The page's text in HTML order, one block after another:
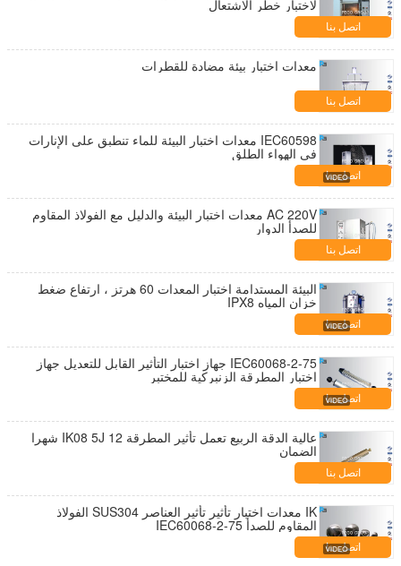
لاختبار خطر الاشتعال
اتصل بنا
معدات اختبار بيئة مضادة للقطرات
اتصل بنا
IEC60598 معدات اختبار البيئة للماء تنطبق على الإنارات
في الهواء الطلق
اتصل بنا
AC 220V معدات اختبار البيئة والدليل مع الفولاذ المقاوم
للصدأ الدوار
اتصل بنا
البيئة المستدامة اختبار المعدات 60 هرتز ، ارتفاع ضغط
خزان المياه IPX8
اتصل بنا
IEC60068-2-75 جهاز اختبار التأثير القابل للتعديل جهاز
اختبار المطرقة الزنبركية للمختبر
اتصل بنا
عالية الدقة الربيع تعمل تأثير المطرقة IK08 5J 12 شهرا
الضمان
اتصل بنا
IK معدات اختبار تأثير تأثير العناصر SUS304 الفولاذ
المقاوم للصدأ IEC60068-2-75
اتصل بنا